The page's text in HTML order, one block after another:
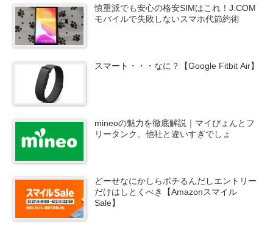
慎重派でも安心の格安SIMはこれ！J:COM
モバイルで失敗しないスマホ代節約術
スマート・・・なに？【Google Fitbit Air】
mineoの魅力を徹底解説｜マイぴょんとフ
リータンク。他社と違いすぎでしょ
どーせなにかしらポチるんだしエントリー
だけはしとくべき【Amazonスマイル
Sale】